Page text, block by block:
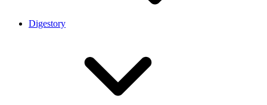
Digestory